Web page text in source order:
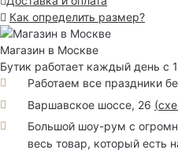
Как определить размер?
Магазин в Москве
Бутик работает каждый день с
Работаем все праздники
Варшавское шоссе, 26 (
Большой шоу-рум с
весь товар, который есть